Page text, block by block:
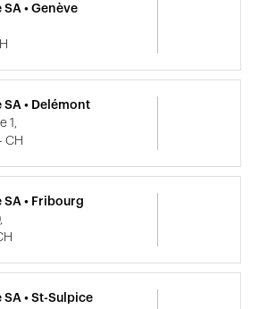
SA • Genève
SA • Delémont
1,
CH
SA • Fribourg
SA • St-Sulpice